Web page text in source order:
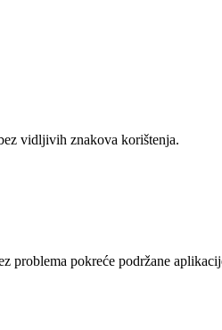
vidljivih znakova korištenja.
problema pokreće podržane